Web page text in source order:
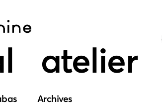
Archives
atelier